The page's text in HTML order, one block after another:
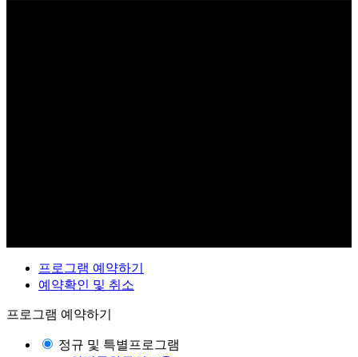
프로그램 예약하기
예약확인 및 취소
프로그램 예약하기
정규 및 특별프로그램